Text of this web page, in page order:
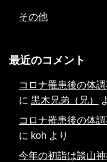
その他
最近のコメント
コロナ罹患後の体
に 黒木兄弟（兄）
コロナ罹患後の体
に koh より
今年の初詣は談山